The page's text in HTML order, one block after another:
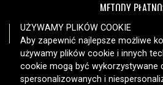
METODY
OPCJE
UŻYWAMY PLIKÓW COOKIE
Aby zapewnić najlepsze możliwe
używamy plików cookie i innych
cookie mogą być wykorzystywane
spersonalizowanych i